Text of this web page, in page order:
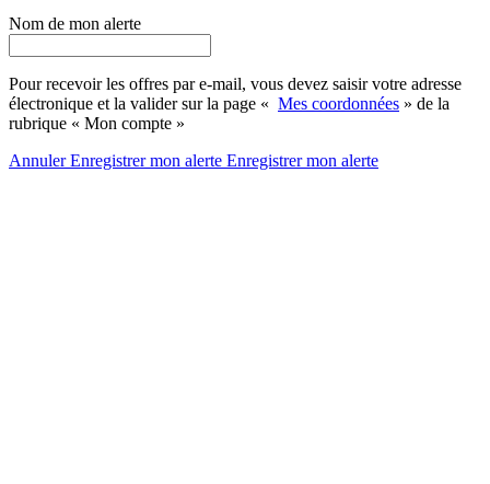
Nom de mon alerte
Pour recevoir les offres par e-mail, vous devez saisir votre adresse
électronique et la valider sur la page « Mes coordonnées » de la
rubrique « Mon compte »
AnnulerEnregistrer mon alerte Enregistrermon alerte